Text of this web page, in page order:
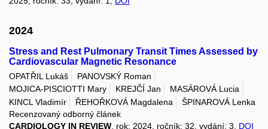
2024
Stress and Rest Pulmonary Transit Times Assessed by
Cardiovascular Magnetic Resonance
OPATŘIL Lukáš
PANOVSKÝ Roman
MOJICA-PISCIOTTI Mary
KREJČÍ Jan
MASÁROVÁ Lucia
KINCL Vladimír
ŘEHOŘKOVÁ Magdalena
ŠPINAROVÁ Lenka
Recenzovaný odborný článek
CARDIOLOGY IN REVIEW , rok: 2024, ročník: 32, vydání: 3, DOI